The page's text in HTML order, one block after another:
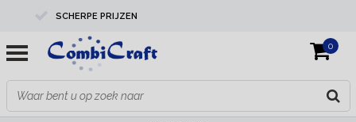
SCHERPE PRIJZEN
PROFESSIONELE KWALITEIT
EXPERTS IN MAATWERK
0